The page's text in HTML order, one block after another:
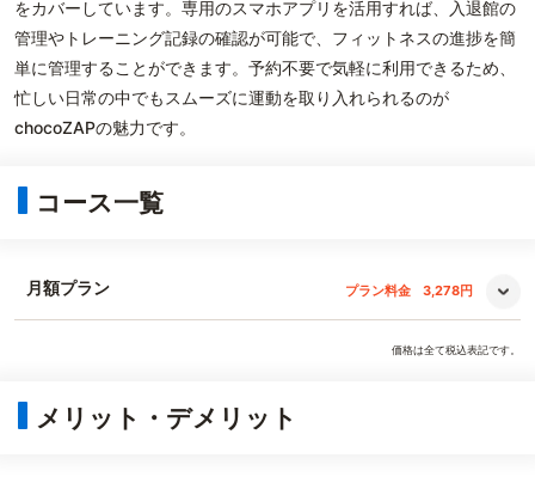
をカバーしています。専用のスマホアプリを活用すれば、入退館の
管理やトレーニング記録の確認が可能で、フィットネスの進捗を簡
単に管理することができます。予約不要で気軽に利用できるため、
忙しい日常の中でもスムーズに運動を取り入れられるのが
chocoZAPの魅力です。
コース一覧
月額プラン プラン料金 3,278円
価格は全て税込表記です。
メリット・デメリット